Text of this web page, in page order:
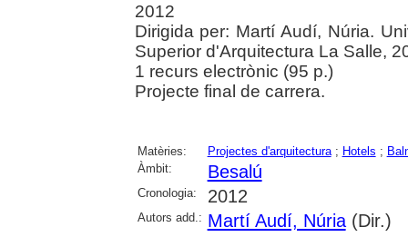
2012
Dirigida per: Martí Audí, Núria.
Superior d'Arquitectura La Salle,
1 recurs electrònic (95 p.)
Projecte final de carrera.
Matèries: Projectes d'arquitectura; Hotels ;
Àmbit:
Besalú
Cronologia: 2012
Autors add.: Martí Audí, Núria(Dir.)